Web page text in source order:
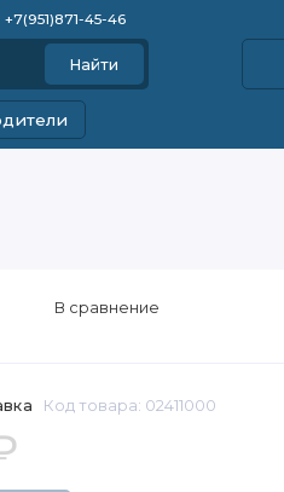
+7(951)871-45-46
Найти
Код товара: 02411000
В сравнение